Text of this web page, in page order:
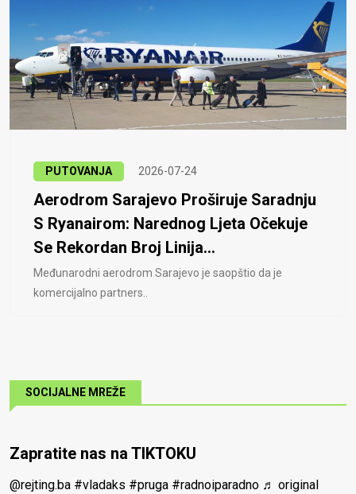
PUTOVANJA 2026-07-24
Aerodrom Sarajevo Proširuje Saradnju
S Ryanairom: Narednog Ljeta Očekuje
Se Rekordan Broj Linija...
Međunarodni aerodrom Sarajevo je saopštio da je
komercijalno partners..
SOCIJALNE MREŽE
Zapratite nas na TIKTOKU
@rejting.ba #vladaks #pruga #radnoiparadno ♬ original